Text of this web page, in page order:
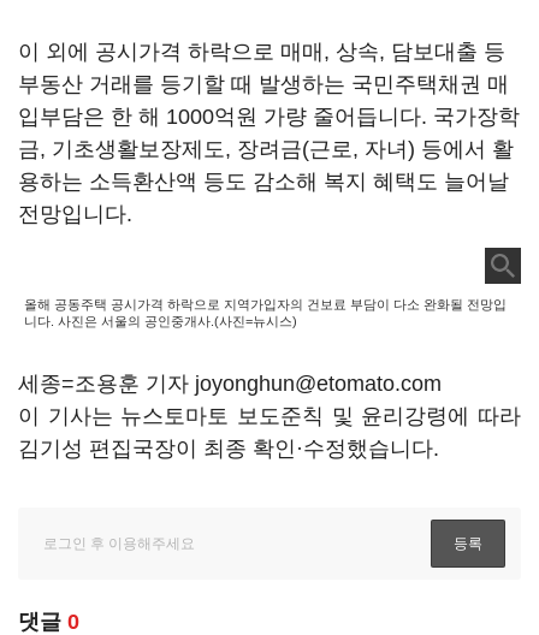
이 외에 공시가격 하락으로 매매, 상속, 담보대출 등
부동산 거래를 등기할 때 발생하는 국민주택채권 매
입부담은 한 해 1000억원 가량 줄어듭니다. 국가장학
금, 기초생활보장제도, 장려금(근로, 자녀) 등에서 활
용하는 소득환산액 등도 감소해 복지 혜택도 늘어날
전망입니다.
올해 공동주택 공시가격 하락으로 지역가입자의 건보료 부담이 다소 완화될 전망입
니다. 사진은 서울의 공인중개사.(사진=뉴시스)
세종=조용훈 기자 joyonghun@etomato.com
이 기사는 뉴스토마토 보도준칙 및 윤리강령에 따라
김기성 편집국장이 최종 확인·수정했습니다.
댓글 0